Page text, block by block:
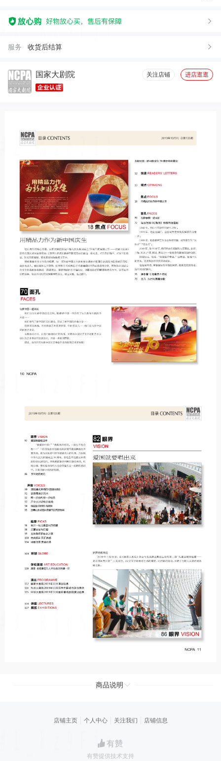
服务 收货后结算
国家大剧院 关注店铺 进店逛逛
商品说明
店铺主页 个人中心 关注我们 店铺信息
有赞提供技术支持